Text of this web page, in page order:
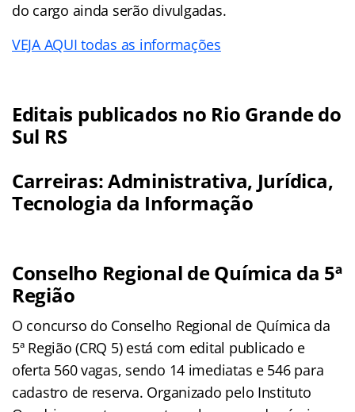
do cargo ainda serão divulgadas.
VEJA AQUI todas as informações
Editais publicados no Rio Grande do
Sul RS
Carreiras: Administrativa, Jurídica,
Tecnologia da Informação
Conselho Regional de Química da 5ª
Região
O concurso do Conselho Regional de Química da
5ª Região (CRQ 5) está com edital publicado e
oferta 560 vagas, sendo 14 imediatas e 546 para
cadastro de reserva. Organizado pelo Instituto